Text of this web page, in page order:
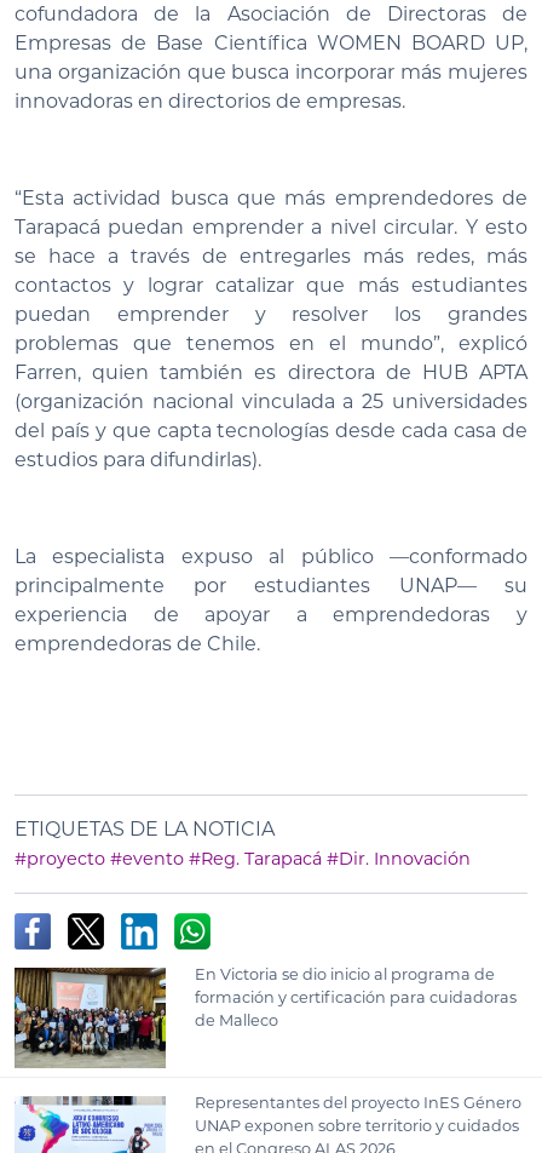
cofundadora de la Asociación de Directoras de
Empresas de Base Científica WOMEN BOARD UP,
una organización que busca incorporar más mujeres
innovadoras en directorios de empresas.
“Esta actividad busca que más emprendedores de
Tarapacá puedan emprender a nivel circular. Y esto
se hace a través de entregarles más redes, más
contactos y lograr catalizar que más estudiantes
puedan emprender y resolver los grandes
problemas que tenemos en el mundo”, explicó
Farren, quien también es directora de HUB APTA
(organización nacional vinculada a 25 universidades
del país y que capta tecnologías desde cada casa de
estudios para difundirlas).
La especialista expuso al público —conformado
principalmente por estudiantes UNAP— su
experiencia de apoyar a emprendedoras y
emprendedoras de Chile.
ETIQUETAS DE LA NOTICIA
#proyecto #evento #Reg. Tarapacá #Dir. Innovación
En Victoria se dio inicio al programa de
formación y certificación para cuidadoras
de Malleco
Representantes del proyecto InES Género
UNAP exponen sobre territorio y cuidados
en el Congreso ALAS 2026